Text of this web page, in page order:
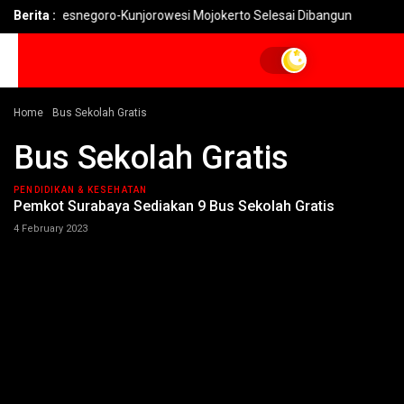
Berita :
Watesnegoro-Kunjorowesi Mojokerto Selesai Dibangun
Home Bus Sekolah Gratis
Bus Sekolah Gratis
PENDIDIKAN & KESEHATAN
Pemkot Surabaya Sediakan 9 Bus Sekolah Gratis
4 February 2023